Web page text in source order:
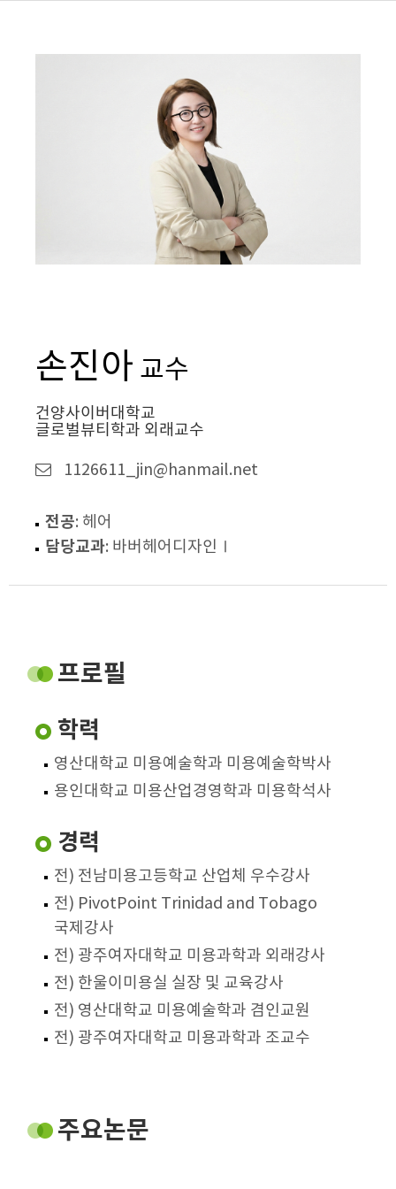
손진아 교수
건양사이버대학교
글로벌뷰티학과 외래교수
1126611_jin@hanmail.net
전공: 헤어
담당교과: 바버헤어디자인Ⅰ
프로필
학력
영산대학교 미용예술학과 미용예술학박사
용인대학교 미용산업경영학과 미용학석사
경력
전) 전남미용고등학교 산업체 우수강사
전) PivotPoint Trinidad and Tobago
국제강사
전) 광주여자대학교 미용과학과 외래강사
전) 한울이미용실 실장 및 교육강사
전) 영산대학교 미용예술학과 겸인교원
전) 광주여자대학교 미용과학과 조교수
주요논문